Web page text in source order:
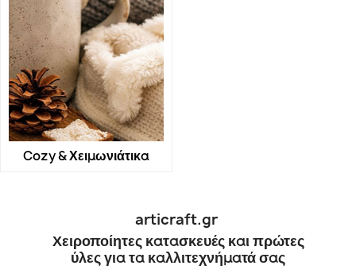
Cozy & Χειμωνιάτικα
articraft.gr
Χειροποίητες κατασκευές και πρώτες
ύλες για τα καλλιτεχνήματά σας